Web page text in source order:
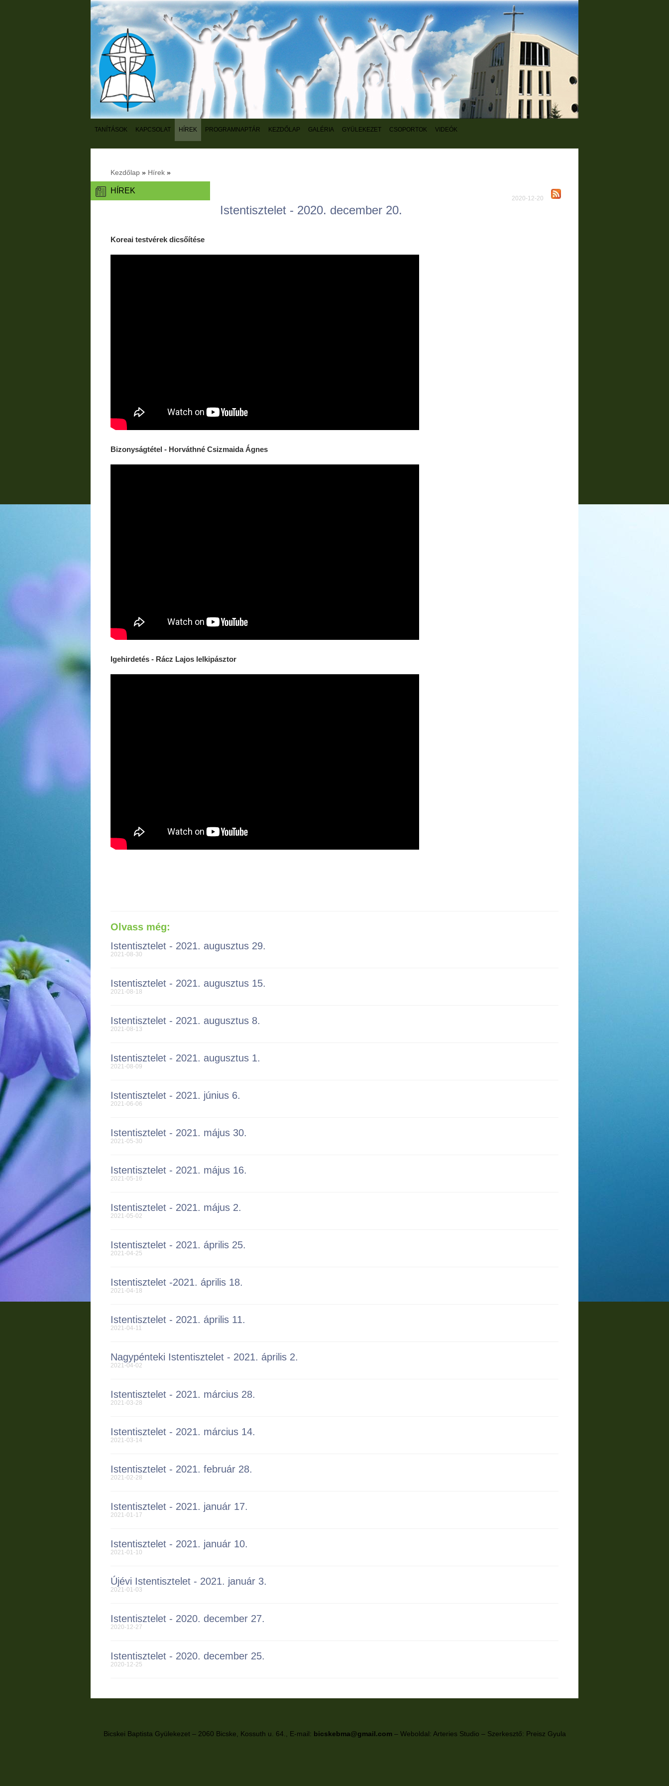
TANÍTÁSOK KAPCSOLAT HÍREK PROGRAMNAPTÁR KEZDŐLAP GALÉRIA GYÜLEKEZET CSOPORTOK VIDEÓK
Kezdőlap » Hírek »
HÍREK
Istentisztelet - 2020. december 20.
2020-12-20
Koreai testvérek dicsőítése
Bizonyságtétel - Horváthné Csizmaida Ágnes
Igehirdetés - Rácz Lajos lelkipásztor
Olvass még:
Istentisztelet - 2021. augusztus 29.
2021-08-30
Istentisztelet - 2021. augusztus 15.
2021-08-18
Istentisztelet - 2021. augusztus 8.
2021-08-13
Istentisztelet - 2021. augusztus 1.
2021-08-09
Istentisztelet - 2021. június 6.
2021-06-06
Istentisztelet - 2021. május 30.
2021-05-30
Istentisztelet - 2021. május 16.
2021-05-16
Istentisztelet - 2021. május 2.
2021-05-02
Istentisztelet - 2021. április 25.
2021-04-25
Istentisztelet -2021. április 18.
2021-04-18
Istentisztelet - 2021. április 11.
2021-04-11
Nagypénteki Istentisztelet - 2021. április 2.
2021-04-02
Istentisztelet - 2021. március 28.
2021-03-28
Istentisztelet - 2021. március 14.
2021-03-14
Istentisztelet - 2021. február 28.
2021-02-28
Istentisztelet - 2021. január 17.
2021-01-17
Istentisztelet - 2021. január 10.
2021-01-10
Újévi Istentisztelet - 2021. január 3.
2021-01-03
Istentisztelet - 2020. december 27.
2020-12-27
Istentisztelet - 2020. december 25.
2020-12-25
Bicskei Baptista Gyülekezet – 2060 Bicske, Kossuth u. 64., E-mail: bicskebma@gmail.com– Weboldal: Arteries Studio – Szerkesztő: Preisz Gyula